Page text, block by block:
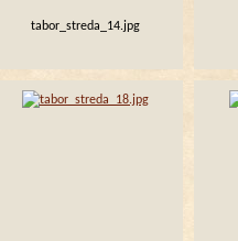
tabor_streda_14.jpg